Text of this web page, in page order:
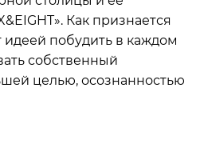
Как признается
идеей побудить в каждом
собственный
целью, осознанностью